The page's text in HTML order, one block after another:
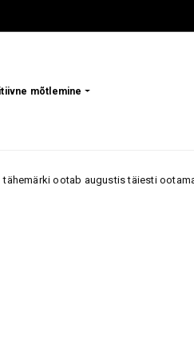
mõtlemine
augustis täiesti ootamatu üllatus,